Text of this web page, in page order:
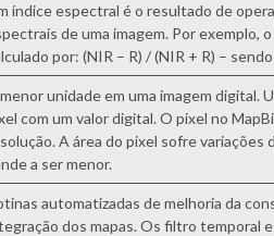
índice espectral é o resultado de
de uma imagem. Por exemplo,
por: (NIR – R) / (NIR + R) –
unidade em uma imagem digital.
com um valor digital. O pixel no
A área do pixel sofre
a ser menor.
automatizadas de melhoria da
dos mapas. Os filtro temporal